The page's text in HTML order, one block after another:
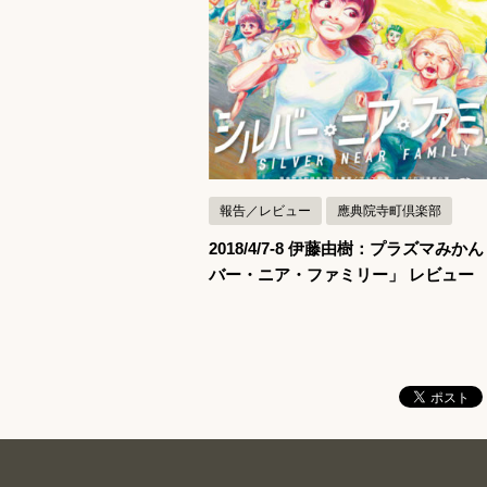
報告／レビュー 應典院寺町倶楽部
2018/4/7-8 伊藤由樹：プラズマみか
バー・ニア・ファミリー」 レビュー
記事を読む